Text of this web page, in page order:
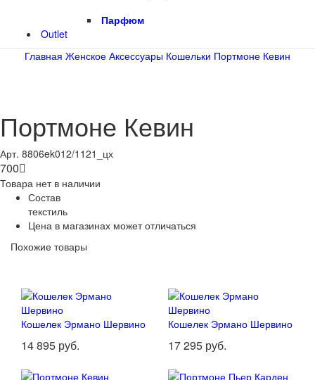
Парфюм
Outlet
Главная Женское Аксессуары Кошельки Портмоне Кевин
Портмоне Кевин
Арт. 8806ek012/1121_цх
700
Товара нет в наличии
Состав
текстиль
Цена в магазинах может отличаться
Похожие товары
Кошелек Эрмано Шервино
14 895 руб.
Кошелек Эрмано Шервино
17 295 руб.